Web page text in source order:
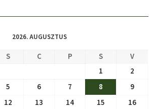
2026. AUGUSZTUS
S C P S
V
1
2
5 6 7 8
9
12 13 14 15
16